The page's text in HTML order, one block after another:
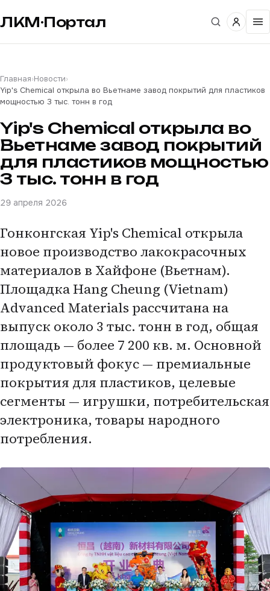
ЛКМ·Портал
Главная›Новости›
Yip's Chemical открыла во Вьетнаме завод покрытий для пластиков
мощностью 3 тыс. тонн в год
Yip's Chemical открыла во
Вьетнаме завод покрытий
для пластиков мощностью
3 тыс. тонн в год
29 апреля 2026
Гонконгская Yip's Chemical открыла
новое производство лакокрасочных
материалов в Хайфоне (Вьетнам).
Площадка Hang Cheung (Vietnam)
Advanced Materials рассчитана на
выпуск около 3 тыс. тонн в год, общая
площадь — более 7 200 кв. м. Основной
продуктовый фокус — премиальные
покрытия для пластиков, целевые
сегменты — игрушки, потребительская
электроника, товары народного
потребления.